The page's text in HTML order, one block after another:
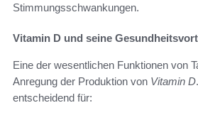
Stimmungsschwankungen.
Vitamin D und seine
Eine der wesentlichen Funktionen von
Anregung der Produktion von Vitamin D
entscheidend für: